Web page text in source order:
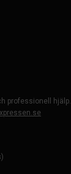
professionell hjälp.